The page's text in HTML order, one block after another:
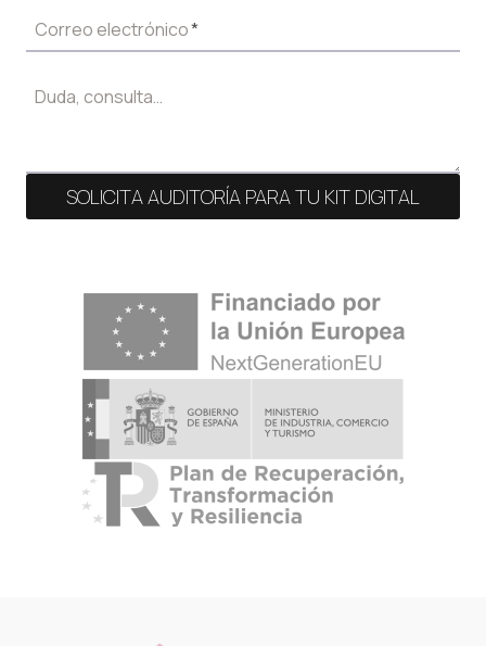
Correo electrónico*
Duda, consulta…
SOLICITA AUDITORÍA PARA TU KIT DIGITAL